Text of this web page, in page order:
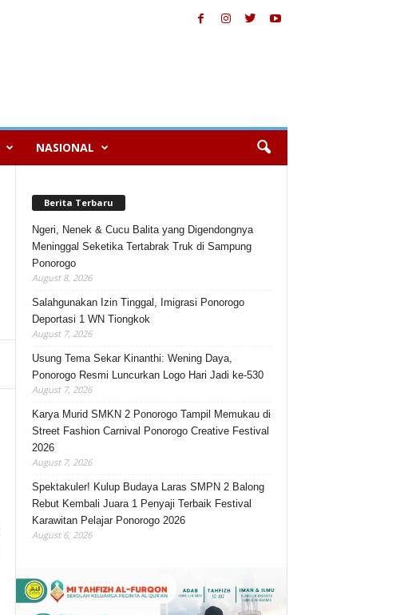
NASIONAL
Berita Terbaru
Ngeri, Nenek & Cucu Balita yang Digendongnya
Meninggal Seketika Tertabrak Truk di Sampung
Ponorogo
August 8, 2026
Salahgunakan Izin Tinggal, Imigrasi Ponorogo
Deportasi 1 WN Tiongkok
August 7, 2026
Usung Tema Sekar Kinanthi: Wening Daya,
Ponorogo Resmi Luncurkan Logo Hari Jadi ke-530
August 7, 2026
Karya Murid SMKN 2 Ponorogo Tampil Memukau di
Street Fashion Carnival Ponorogo Creative Festival
2026
August 7, 2026
Spektakuler! Kulup Budaya Laras SMPN 2 Balong
Rebut Kembali Juara 1 Penyaji Terbaik Festival
Karawitan Pelajar Ponorogo 2026
August 6, 2026